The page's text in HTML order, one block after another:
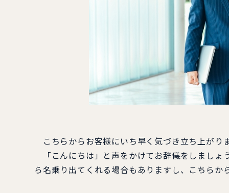
こちらからお客様にいち早く気づき立ち上がり
「こんにちは」と声をかけてお辞儀をしましょ
ら名乗り出てくれる場合もありますし、こちらか